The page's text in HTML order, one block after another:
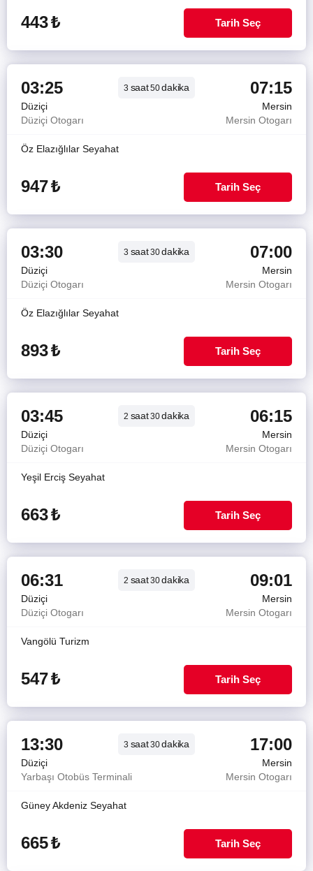
443₺ Tarih Seç
03:25 3 saat50dakika 07:15
Düziçi
Mersin
Düziçi Otogarı
Mersin Otogarı
Öz Elazığlılar Seyahat
947₺ Tarih Seç
03:30 3 saat30dakika 07:00
Düziçi
Mersin
Düziçi Otogarı
Mersin Otogarı
Öz Elazığlılar Seyahat
893₺ Tarih Seç
03:45 2 saat30dakika 06:15
Düziçi
Mersin
Düziçi Otogarı
Mersin Otogarı
Yeşil Erciş Seyahat
663₺ Tarih Seç
06:31 2 saat30dakika 09:01
Düziçi
Mersin
Düziçi Otogarı
Mersin Otogarı
Vangölü Turizm
547₺ Tarih Seç
13:30 3 saat30dakika 17:00
Düziçi
Mersin
Yarbaşı Otobüs Terminali
Mersin Otogarı
Güney Akdeniz Seyahat
665₺ Tarih Seç